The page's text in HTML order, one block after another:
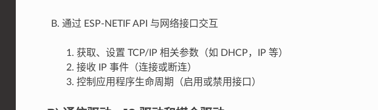
通过 ESP-NETIF API 与网络接口交互
获取、设置 TCP/IP 相关参数（如 DHCP，IP 等）
接收 IP 事件（连接或断连）
控制应用程序生命周期（启用或禁用接口）